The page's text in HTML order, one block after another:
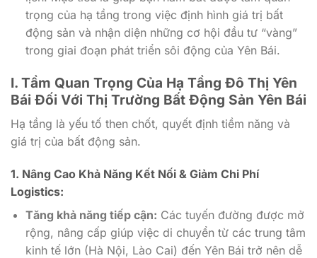
trọng của hạ tầng trong việc định hình giá trị bất
động sản và nhận diện những cơ hội đầu tư “vàng”
trong giai đoạn phát triển sôi động của Yên Bái.
I. Tầm Quan Trọng Của Hạ Tầng Đô Thị Yên
Bái Đối Với Thị Trường Bất Động Sản Yên Bái
Hạ tầng là yếu tố then chốt, quyết định tiềm năng và
giá trị của bất động sản.
1. Nâng Cao Khả Năng Kết Nối & Giảm Chi Phí
Logistics:
Tăng khả năng tiếp cận: Các tuyến đường được mở
rộng, nâng cấp giúp việc di chuyển từ các trung tâm
kinh tế lớn (Hà Nội, Lào Cai) đến Yên Bái trở nên dễ